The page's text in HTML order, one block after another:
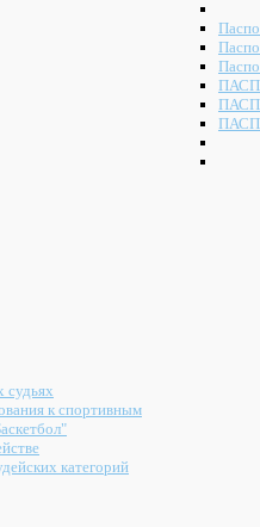
судьях
к спортивным
категорий